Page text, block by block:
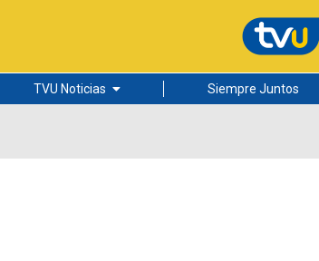
TVU Noticias
Ciudad
Siempre Juntos